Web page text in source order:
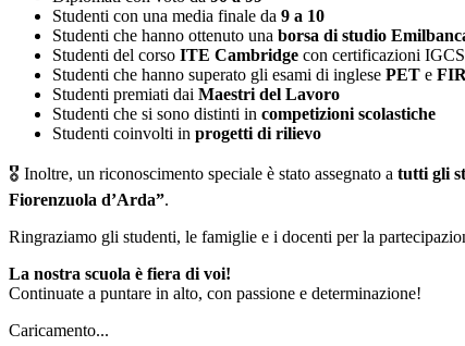
Studenti con una media finale da 9 a 10
Studenti che hanno ottenuto una borsa di studio
Studenti del corso ITE Cambridge con certificazioni
Studenti che hanno superato gli esami di inglese PET e
Studenti premiati dai Maestri del Lavoro
Studenti che si sono distinti in competizioni scolastiche
Studenti coinvolti in progetti di rilievo
🎖 Inoltre, un riconoscimento speciale è stato assegnato a tutti gli
Fiorenzuola d’Arda”.
Ringraziamo gli studenti, le famiglie e i docenti per la
La nostra scuola è fiera di voi!
Continuate a puntare in alto, con passione e determinazione!
Caricamento...